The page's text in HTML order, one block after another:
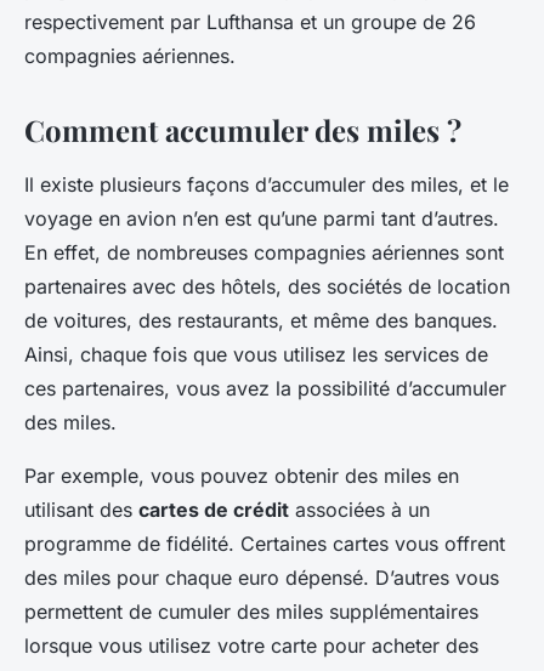
respectivement par Lufthansa et un groupe de 26
compagnies aériennes.
Comment accumuler des miles ?
Il existe plusieurs façons d’accumuler des miles, et le
voyage en avion n’en est qu’une parmi tant d’autres.
En effet, de nombreuses compagnies aériennes sont
partenaires avec des hôtels, des sociétés de location
de voitures, des restaurants, et même des banques.
Ainsi, chaque fois que vous utilisez les services de
ces partenaires, vous avez la possibilité d’accumuler
des miles.
Par exemple, vous pouvez obtenir des miles en
utilisant des cartes de crédit associées à un
programme de fidélité. Certaines cartes vous offrent
des miles pour chaque euro dépensé. D’autres vous
permettent de cumuler des miles supplémentaires
lorsque vous utilisez votre carte pour acheter des